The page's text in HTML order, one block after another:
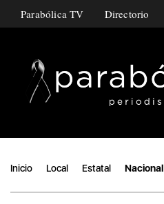
Parabólica TV Directorio
Inicio Local Estatal Nacional